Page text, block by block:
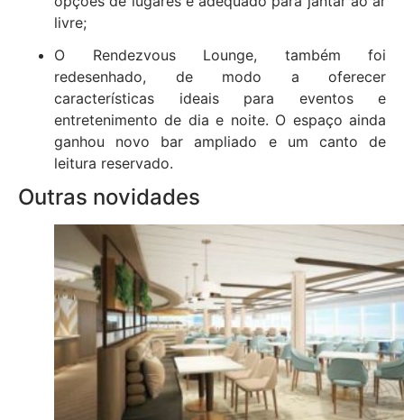
livre;
O Rendezvous Lounge, também foi
redesenhado, de modo a oferecer
características ideais para eventos e
entretenimento de dia e noite. O espaço ainda
ganhou novo bar ampliado e um canto de
leitura reservado.
Outras novidades